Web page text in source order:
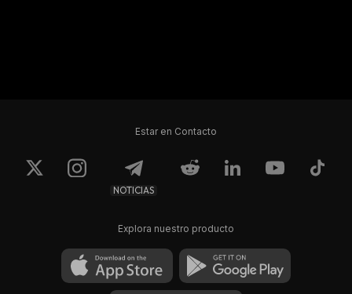
$107,28 $107,3
Estar en Contacto
NOTICIAS
Explora nuestro producto